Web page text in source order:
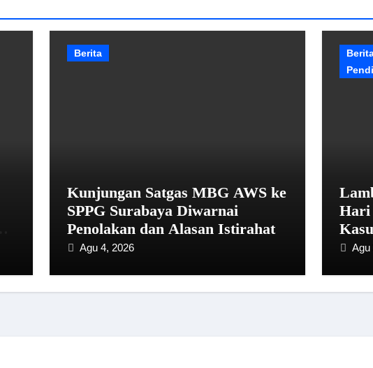
Berita
Kunjungan Satgas MBG AWS ke
SPPG Surabaya Diwarnai
Penolakan dan Alasan Istirahat
Agu 4, 2026
Hari
Agu